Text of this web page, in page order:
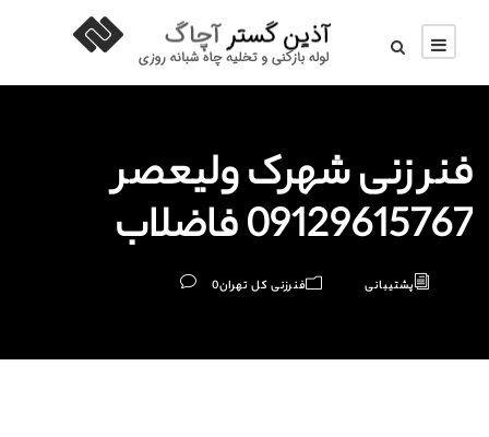
فنر زنی شهرک ولیعصر
09129615767 فاضلاب
پشتیبانی فنرزنی کل تهران0